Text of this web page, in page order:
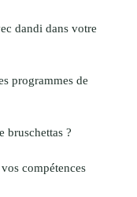
dandi dans votre
programmes de
bruschettas ?
compétences